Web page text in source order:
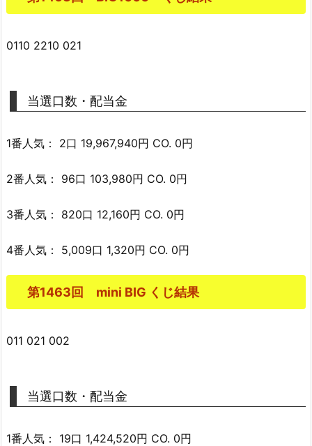
0110 2210 021
当選口数・配当金
1番人気： 2口 19,967,940円 CO. 0円
2番人気： 96口 103,980円 CO. 0円
3番人気： 820口 12,160円 CO. 0円
4番人気： 5,009口 1,320円 CO. 0円
第1463回 mini BIG くじ結果
011 021 002
当選口数・配当金
1番人気： 19口 1,424,520円 CO. 0円